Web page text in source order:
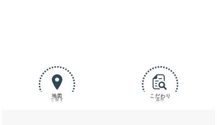
地図
で探す
こだわり
条件